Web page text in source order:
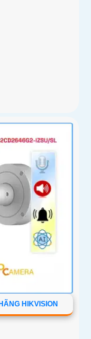
HIKVISION